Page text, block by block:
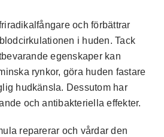
och förbättrar
i huden. Tack
egenskaper kan
rynkor, göra huden fastare
hudkänsla. Dessutom har
och antibakteriella effekter.
reparerar och vårdar den